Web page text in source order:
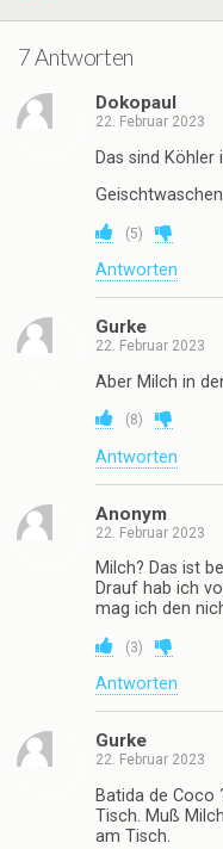
7 Antworten
Dokopaul
22. Februar 2023
Das sind Köhler
(5)
Antworten
Gurke
22. Februar 2023
Aber Milch in
(8)
Antworten
Anonym
22. Februar 2023
Milch? Das ist
Drauf hab ich
mag ich den
(3)
Antworten
Gurke
22. Februar 2023
Batida de Coco
Tisch. Muß
am Tisch.